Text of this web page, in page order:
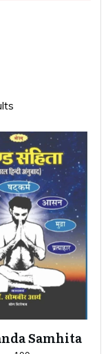
Samhita